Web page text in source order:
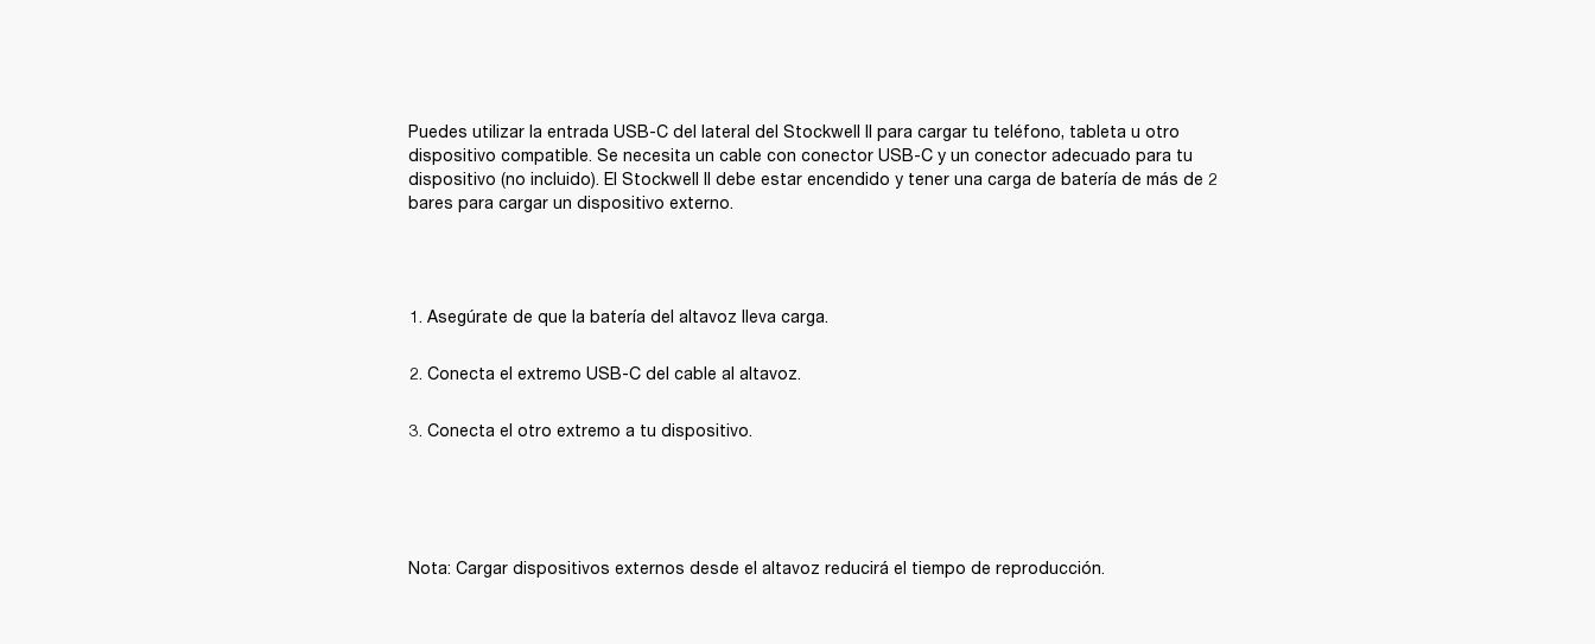
Puedes utilizar la entrada USB-C del lateral del Stockwell II para cargar tu teléfono, tableta u otro
dispositivo compatible. Se necesita un cable con conector USB-C y un conector adecuado para tu
dispositivo (no incluido). El Stockwell II debe estar encendido y tener una carga de batería de más de 2
bares para cargar un dispositivo externo.
Asegúrate de que la batería del altavoz lleva carga.
Conecta el extremo USB-C del cable al altavoz.
Conecta el otro extremo a tu dispositivo.
Nota: Cargar dispositivos externos desde el altavoz reducirá el tiempo de reproducción.